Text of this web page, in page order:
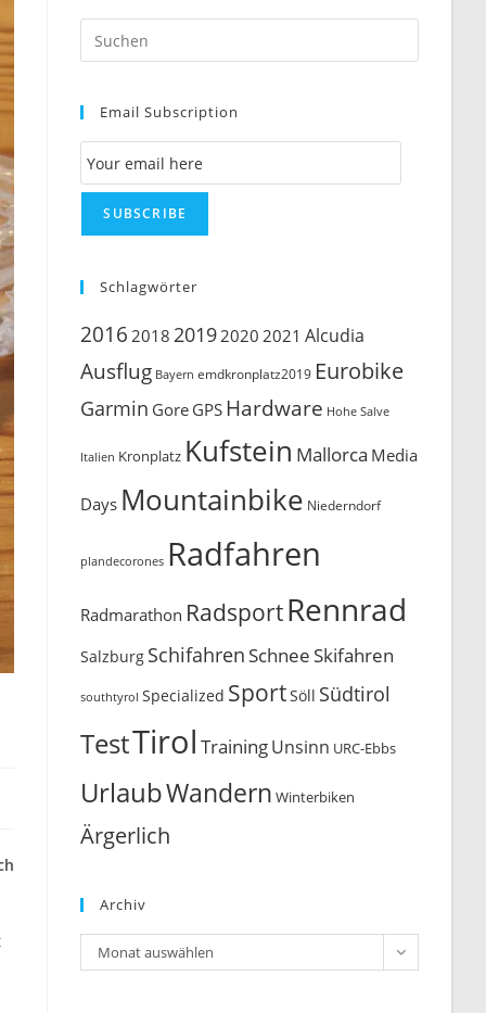
Escape
Email Subscription
Email Subscription
SUBSCRIBE
Schlagwörter
2016 2018 20192020 2021 Alcudia
Ausflug Bayern emdkronplatz2019 Eurobike
Garmin Gore GPS Hardware Hohe Salve
Italien Kronplatz Kufstein Mallorca Media
Days Mountainbike Niederndorf
plandecorones Radfahren
Radmarathon RadsportRennrad
Salzburg Schifahren Schnee Skifahren
southtyrol Specialized SportSöll Südtirol
TestTirol TrainingUnsinn URC-Ebbs
UrlaubWandern Winterbiken
Ärgerlich
Archiv
Archiv
Monat auswählen